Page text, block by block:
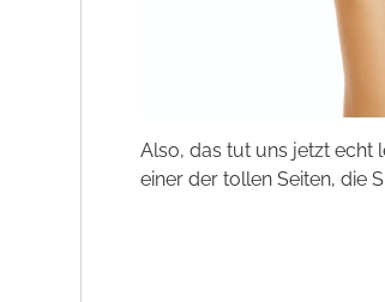
Also, das tut uns jetzt echt
einer der tollen Seiten, die